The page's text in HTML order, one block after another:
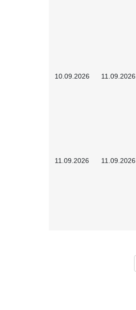
10.09.2026 11.09.2026
11.09.2026 11.09.2026